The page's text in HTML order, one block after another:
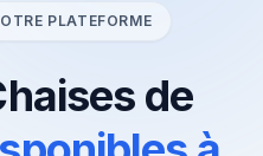
PLATEFORME
de